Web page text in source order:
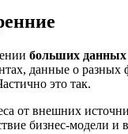
больших данных
данные о разных
это так.
от внешних
бизнес-модели